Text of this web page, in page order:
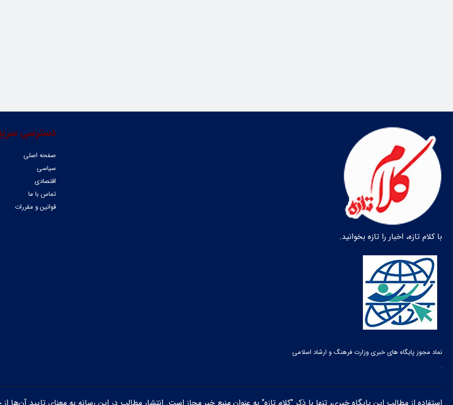
با کلام تازه، اخبار را تازه بخوانید.
نماد مجوز پایگاه های خبری وزارت فرهنگ و ارشاد اسلامی
دسترسی
صفحه اصلی
سیاسی
اقتصادی
تماس با ما
قوانین و مقررات